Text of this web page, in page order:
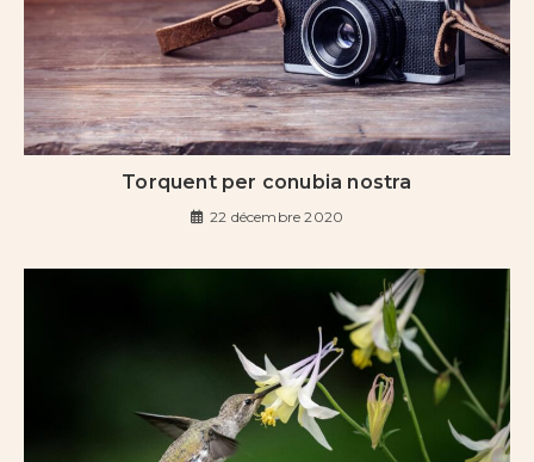
Torquent per conubia nostra
22 décembre 2020